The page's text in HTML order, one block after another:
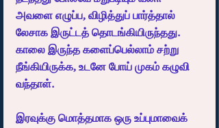
அவளை எழுப்ப, விழித்துப் பார்த்தால்
லேசாக இருட்டத் தொடங்கியிருந்தது.
காலை இருந்த களைப்பெல்லாம் சற்று
நீங்கியிருக்க, உடனே போய் முகம் கழுவி
வந்தாள்.
இரவுக்கு மொத்தமாக ஒரு உப்புமாவைக்